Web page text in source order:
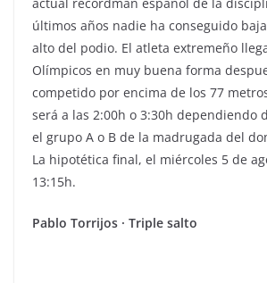
últimos años nadie ha conseguido
alto del podio. El atleta extremeño
Olímpicos en muy buena forma
competido por encima de los 77
será a las 2:00h o 3:30h dependiendo
el grupo A o B de la madrugada del
La hipotética final, el miércoles 5 de
13:15h.
Pablo Torrijos · Triple salto